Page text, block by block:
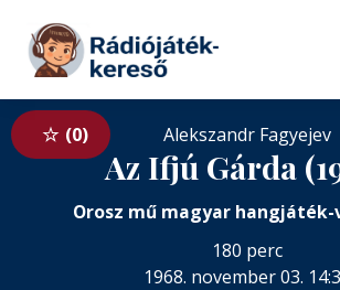
Tovább a tartalomhoz
0 Alekszandr Fagyejev
Az Ifjú Gárda
Orosz mű magyar
180 perc
1968. november 03.